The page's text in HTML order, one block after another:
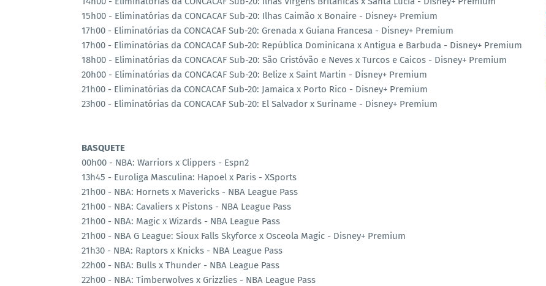
15h00 - Eliminatórias da CONCACAF Sub-20: Ilhas Caimão x Bonaire - Disney+ Premium
17h00 - Eliminatórias da CONCACAF Sub-20: Grenada x Guiana Francesa - Disney+ Premium
17h00 - Eliminatórias da CONCACAF Sub-20: República Dominicana x Antigua e Barbuda - Disney+ Premium
18h00 - Eliminatórias da CONCACAF Sub-20: São Cristóvão e Neves x Turcos e Caicos - Disney+ Premium
20h00 - Eliminatórias da CONCACAF Sub-20: Belize x Saint Martin - Disney+ Premium
21h00 - Eliminatórias da CONCACAF Sub-20: Jamaica x Porto Rico - Disney+ Premium
23h00 - Eliminatórias da CONCACAF Sub-20: El Salvador x Suriname - Disney+ Premium
BASQUETE
00h00 - NBA: Warriors x Clippers - Espn2
13h45 - Euroliga Masculina: Hapoel x Paris - XSports
21h00 - NBA: Hornets x Mavericks - NBA League Pass
21h00 - NBA: Cavaliers x Pistons - NBA League Pass
21h00 - NBA: Magic x Wizards - NBA League Pass
21h00 - NBA G League: Sioux Falls Skyforce x Osceola Magic - Disney+ Premium
21h30 - NBA: Raptors x Knicks - NBA League Pass
22h00 - NBA: Bulls x Thunder - NBA League Pass
22h00 - NBA: Timberwolves x Grizzlies - NBA League Pass